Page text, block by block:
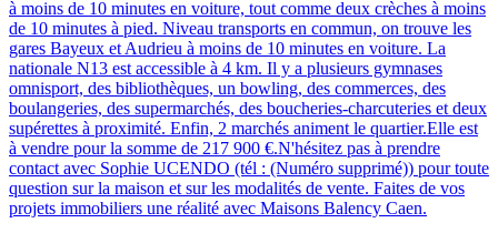
à moins de 10 minutes en voiture, tout comme deux crèches à moins
de 10 minutes à pied. Niveau transports en commun, on trouve les
gares Bayeux et Audrieu à moins de 10 minutes en voiture. La
nationale N13 est accessible à 4 km. Il y a plusieurs gymnases
omnisport, des bibliothèques, un bowling, des commerces, des
boulangeries, des supermarchés, des boucheries-charcuteries et deux
supérettes à proximité. Enfin, 2 marchés animent le quartier.Elle est
à vendre pour la somme de 217 900 €.N'hésitez pas à prendre
contact avec Sophie UCENDO (tél : (Numéro supprimé)) pour toute
question sur la maison et sur les modalités de vente. Faites de vos
projets immobiliers une réalité avec Maisons Balency Caen.